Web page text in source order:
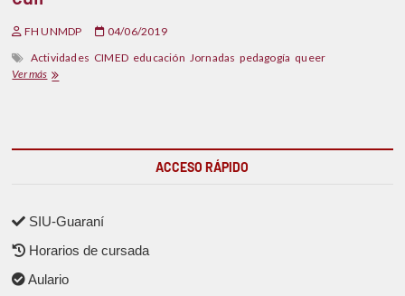
FH UNMDP
04/06/2019
Actividades CIMED educación Jornadas pedagogía queer
Ver más
ACCESO RÁPIDO
SIU-Guaraní
Horarios de cursada
Aulario